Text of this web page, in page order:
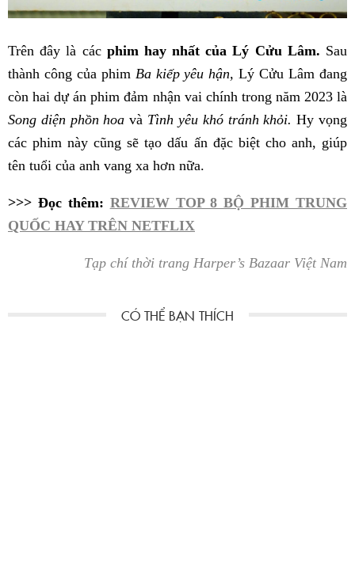
Trên đây là các phim hay nhất của Lý Cửu Lâm. Sau
thành công của phim Ba kiếp yêu hận, Lý Cửu Lâm đang
còn hai dự án phim đảm nhận vai chính trong năm 2023 là
Song diện phồn hoavà Tình yêu khó tránh khỏi. Hy vọng
các phim này cũng sẽ tạo dấu ấn đặc biệt cho anh, giúp
tên tuổi của anh vang xa hơn nữa.
>>> Đọc thêm: REVIEW TOP 8 BỘ PHIM TRUNG
QUỐC HAY TRÊN NETFLIX
Tạp chí thời trang Harper’s Bazaar Việt Nam